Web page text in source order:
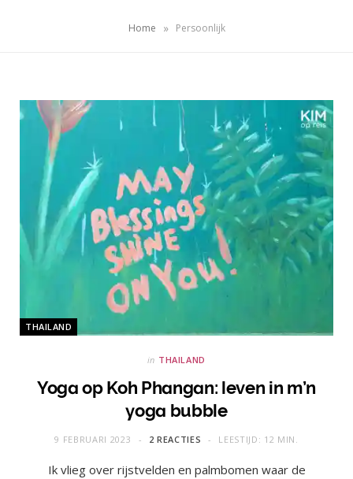
Home » Persoonlijk
THAILAND
in THAILAND
Yoga op Koh Phangan: leven in m’n
yoga bubble
9 FEBRUARI 2023 2 REACTIES LEESTIJD: 12 MIN.
Ik vlieg over rijstvelden en palmbomen waar de